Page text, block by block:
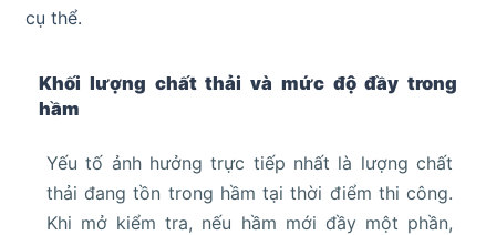
cụ thể.
Khối lượng chất thải và mức độ đầy trong
hầm
Yếu tố ảnh hưởng trực tiếp nhất là lượng chất
thải đang tồn trong hầm tại thời điểm thi công.
Khi mở kiểm tra, nếu hầm mới đầy một phần,